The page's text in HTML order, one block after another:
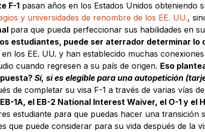
F-1 pasan años en los Estados Unidos obteniendo
y universidades de renombre de los EE. UU.,
para que pueda perfeccionar sus habilidades en
estudiantes, puede ser aterrador determinar lo
los EE. UU. y han establecido muchas
cuando regresen a su país de origen. Eso
Sí, si es elegible para una autopetición
de completar su visa F-1 a través de varias vías
1A, el EB-2 National Interest Waiver, el O-1 y el
estudiante para que puedas hacer una transición
que puede considerar para su vida después de la